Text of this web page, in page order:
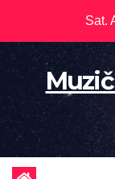
content
Sat.